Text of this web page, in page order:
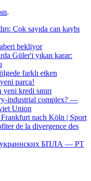
.
Çok sayıda can kaybı
bekliyor
Güler'i yıkan karar:
farklı etken
parça!
kredi sınırı
industrial complex? —
Union
nach Köln | Sport
de la divergence des
украинских БПЛА — РТ